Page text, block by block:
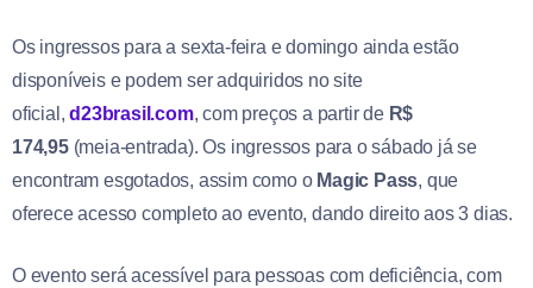
Os ingressos para a sexta-feira e domingo ainda estão
disponíveis e podem ser adquiridos no site
oficial,d23brasil.com, com preços a partir de R$
174,95(meia-entrada). Os ingressos para o sábado já se
encontram esgotados, assim como o Magic Pass, que
oferece acesso completo ao evento, dando direito aos 3 dias.
O evento será acessível para pessoas com deficiência, com